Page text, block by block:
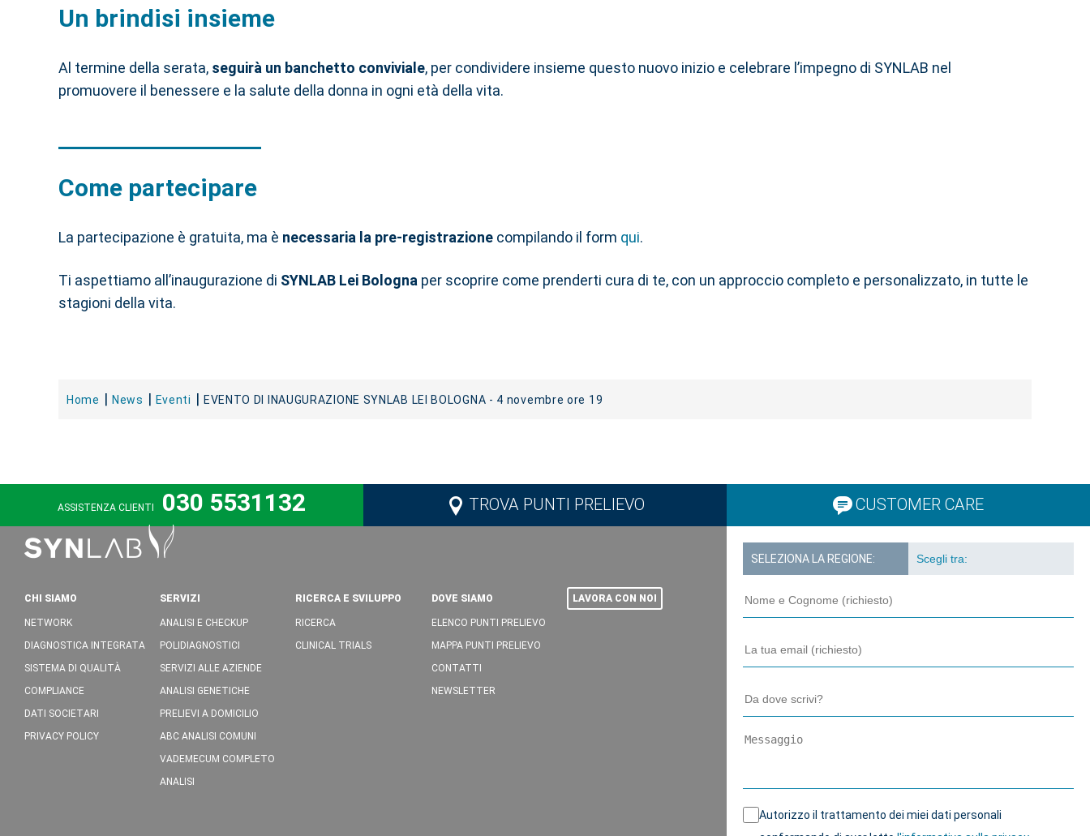
Un brindisi insieme
Al termine della serata, seguirà un banchetto conviviale, per condividere insieme questo nuovo inizio e celebrare l’impegno di SYNLAB nel
promuovere il benessere e la salute della donna in ogni età della vita.
Come partecipare
La partecipazione è gratuita, ma è necessaria la pre-registrazione compilando il form qui.
Ti aspettiamo all’inaugurazione di SYNLAB Lei Bologna per scoprire come prenderti cura di te, con un approccio completo e personalizzato, in tutte le
stagioni della vita.
Home News Eventi EVENTO DI INAUGURAZIONE SYNLAB LEI BOLOGNA - 4 novembre ore 19
ASSISTENZA CLIENTI 030 5531132 TROVA PUNTI PRELIEVO CUSTOMER CARE
SELEZIONA LA REGIONE:
Autorizzo il trattamento dei miei dati personali
CHI SIAMO
NETWORK
DIAGNOSTICA INTEGRATA
SISTEMA DI QUALITÀ
COMPLIANCE
DATI SOCIETARI
PRIVACY POLICY
SERVIZI
ANALISI E CHECKUP
POLIDIAGNOSTICI
SERVIZI ALLE AZIENDE
ANALISI GENETICHE
PRELIEVI A DOMICILIO
ABC ANALISI COMUNI
VADEMECUM COMPLETO
ANALISI
RICERCA E SVILUPPO
RICERCA
CLINICAL TRIALS
DOVE SIAMO
ELENCO PUNTI PRELIEVO
MAPPA PUNTI PRELIEVO
CONTATTI
NEWSLETTER
LAVORA CON NOI